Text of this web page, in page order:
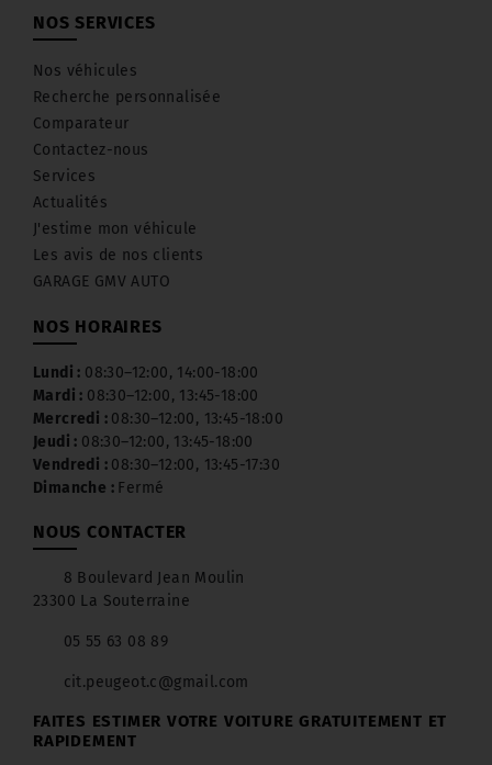
NOS SERVICES
Nos véhicules
Recherche personnalisée
Comparateur
Contactez-nous
Services
Actualités
J'estime mon véhicule
Les avis de nos clients
GARAGE GMV AUTO
NOS HORAIRES
Lundi : 08:30–12:00, 14:00-18:00
Mardi : 08:30–12:00, 13:45-18:00
Mercredi : 08:30–12:00, 13:45-18:00
Jeudi : 08:30–12:00, 13:45-18:00
Vendredi : 08:30–12:00, 13:45-17:30
Dimanche : Fermé
NOUS CONTACTER
8 Boulevard Jean Moulin
23300 La Souterraine
05 55 63 08 89
cit.peugeot.c@gmail.com
FAITES ESTIMER VOTRE VOITURE GRATUITEMENT ET
RAPIDEMENT